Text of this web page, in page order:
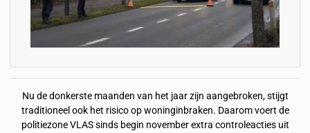
Nu de donkerste maanden van het jaar zijn aangebroken, stijgt
traditioneel ook het risico op woninginbraken. Daarom voert de
politiezone VLAS sinds begin november extra controleacties uit